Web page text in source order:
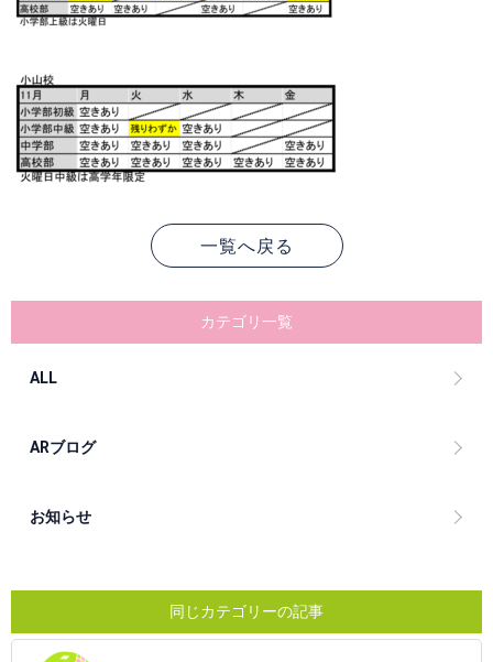
一覧へ戻る
カテゴリ一覧
ALL
ARブログ
お知らせ
同じカテゴリーの記事